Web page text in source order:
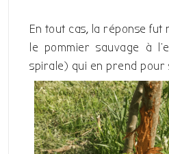
En tout cas, la réponse fut
le pommier sauvage à
spirale) qui en prend pour